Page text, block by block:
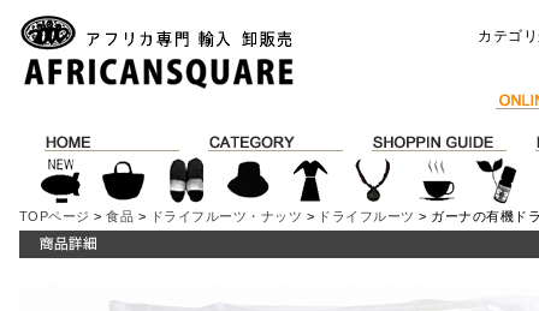
カテゴ
TOPページ >食品 > ドライフルーツ・ナッツ > ドライフルーツ > ガーナの有機ド